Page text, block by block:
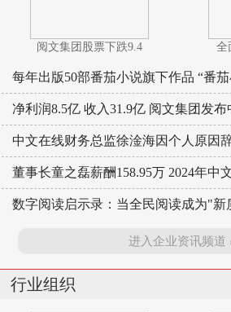
阅文集团股票下跌9.4 全
每年出版50部番茄小说旗下作品 “番
净利润8.5亿 收入31.9亿 阅文集团发布
中文在线财务总监徐淦海因个人原因
董事长童之磊薪酬158.95万 2024年中
数字阅读启示录：当全民阅读成为"新
进入企业资讯频道
行业组织